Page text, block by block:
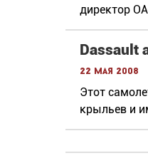
директор
Dassault
22 мая 2008
Этот
крыльев и